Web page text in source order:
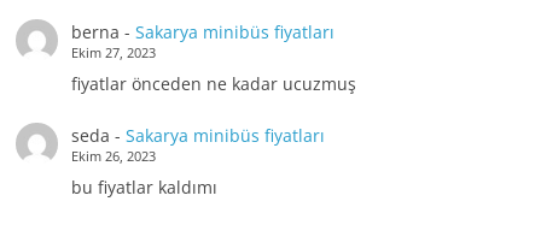
berna - Sakarya minibüs fiyatları
Ekim 27, 2023
fiyatlar önceden ne kadar ucuzmuş
seda - Sakarya minibüs fiyatları
Ekim 26, 2023
bu fiyatlar kaldımı